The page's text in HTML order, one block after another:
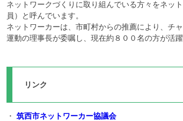
ネットワークづくりに取り組んでいる方々をネッ
員）と呼んでいます。
ネットワーカーは、市町村からの推薦により、チ
運動の理事長が委嘱し、現在約８００名の方が活躍
リンク
・筑西市ネットワーカー協議会